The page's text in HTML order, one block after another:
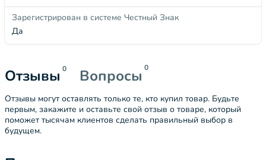
Зарегистрирован в системе Честный Знак
Да
Отзывы 0 Вопросы 0
Отзывы могут оставлять только те, кто купил товар. Будьте
первым, закажите и оставьте свой отзыв о товаре, который
поможет тысячам клиентов сделать правильный выбор в
будущем.